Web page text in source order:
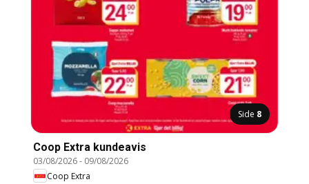
Side 8
Coop Extra kundeavis
03/08/2026- 09/08/2026
Coop Extra